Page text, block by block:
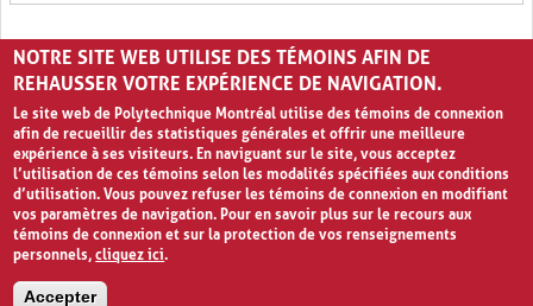
PAGES
1 2 3 › »
NOTRE SITE WEB UTILISE DES TÉMOINS AFIN DE
REHAUSSER VOTRE EXPÉRIENCE DE NAVIGATION.
Le site web de Polytechnique Montréal utilise des témoins de connexion
afin de recueillir des statistiques générales et offrir une meilleure
expérience à ses visiteurs. En naviguant sur le site, vous acceptez
l’utilisation de ces témoins selon les modalités spécifiées aux conditions
d’utilisation. Vous pouvez refuser les témoins de connexion en modifiant
vos paramètres de navigation. Pour en savoir plus sur le recours aux
témoins de connexion et sur la protection de vos renseignements
personnels,cliquez ici.
Accepter